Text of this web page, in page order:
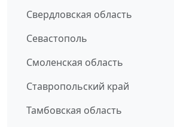
Свердловская область
Севастополь
Смоленская область
Ставропольский край
Тамбовская область